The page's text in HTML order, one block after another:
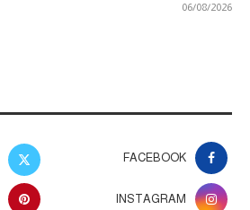
06/08/2026
FACEBOOK
INSTAGRAM